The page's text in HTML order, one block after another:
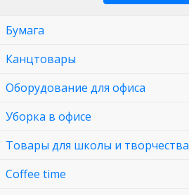
Бумага
Канцтовары
Оборудование для офиса
Уборка в офисе
Товары для школы и творчества
Coffee time